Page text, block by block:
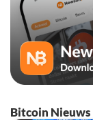
Bitcoin Nieuws